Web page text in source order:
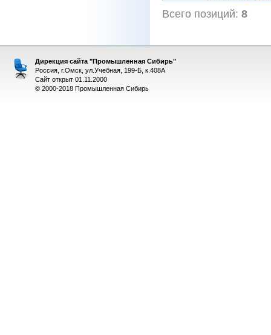
Всего позиций: 8
Дирекция сайта "Промышленная Сибирь"
Россия, г.Омск, ул.Учебная, 199-Б, к.408А
Сайт открыт 01.11.2000
© 2000-2018 Промышленная Сибирь